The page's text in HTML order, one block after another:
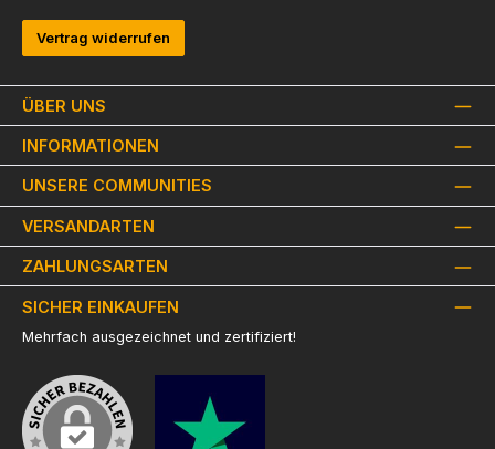
ÜBER UNS
INFORMATIONEN
Vertrag widerrufen
UNSERE COMMUNITIES
VERSANDARTEN
ZAHLUNGSARTEN
SICHER EINKAUFEN
Mehrfach ausgezeichnet und zertifiziert!